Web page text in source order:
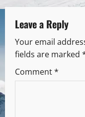
Leave a Reply
Your email
fields are marked
Comment*